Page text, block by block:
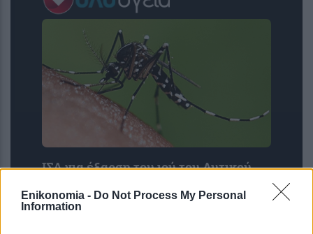
Enikonomia - Do Not Process My Personal
Information
ΙΣΑ για έξαρση του ιού του Δυτικού
εντατικοποίηση των μέτρων κατά των
κουνουπιών